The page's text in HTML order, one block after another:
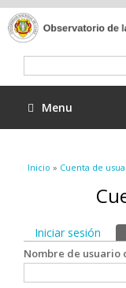
Menu
Se encuentra
Inicio » Cuenta de
Solapas
Iniciar sesión
Nombre de